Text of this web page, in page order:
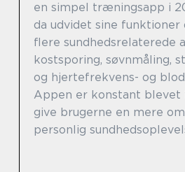
en simpel træningsapp i
da udvidet sine
flere sundhedsrelaterede
kostsporing, søvnmåling,
og hjertefrekvens- og
Appen er konstant
give brugerne en mere
personlig